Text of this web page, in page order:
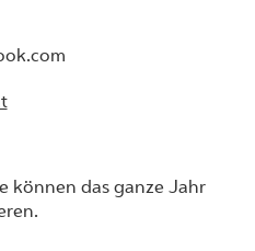
können das ganze Jahr